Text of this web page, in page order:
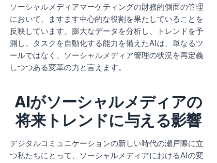
ソーシャルメディアマーケティングの財務的側面の管理
において、ますます中心的な役割を果たしていることを
反映しています。膨大なデータを分析し、トレンドを予
測し、タスクを自動化する能力を備えたAIは、単なるツ
ールではなく、ソーシャルメディア管理の状況を再定義
しつつある変革の力と言えます。
AIがソーシャルメディアの
将来トレンドに与える影響
デジタルコミュニケーションの新しい時代の瀬戸際に立
つ私たちにとって、ソーシャルメディアにおけるAIの変